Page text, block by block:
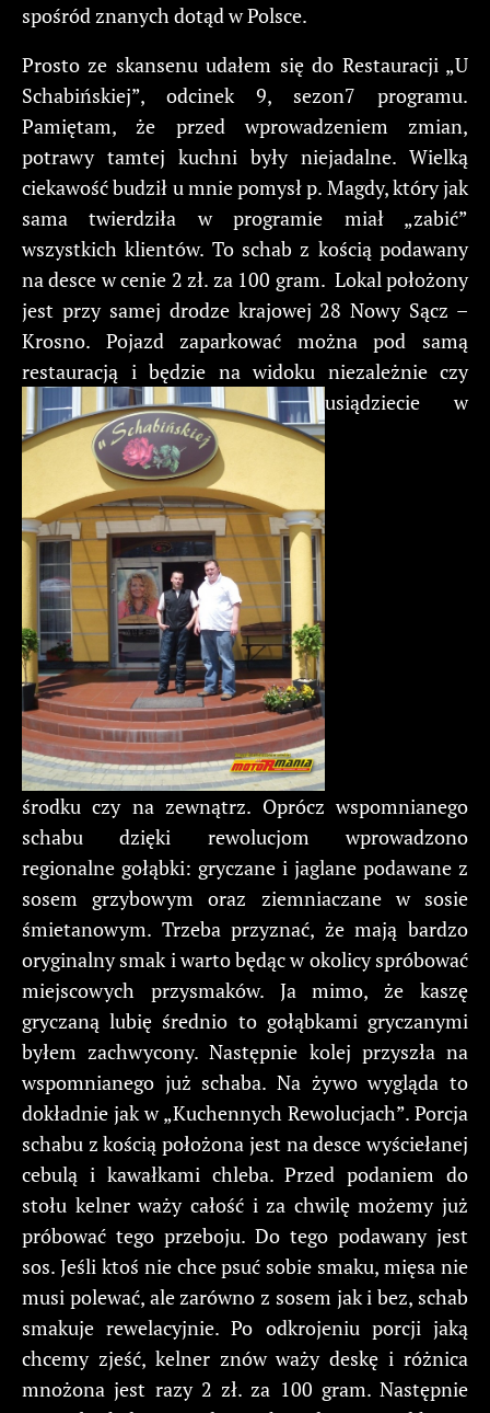
spośród znanych dotąd w Polsce.
Prosto ze skansenu udałem się do Restauracji „U
Schabińskiej”, odcinek 9, sezon7 programu.
Pamiętam, że przed wprowadzeniem zmian,
potrawy tamtej kuchni były niejadalne. Wielką
ciekawość budził u mnie pomysł p. Magdy, który jak
sama twierdziła w programie miał „zabić”
wszystkich klientów. To schab z kością podawany
na desce w cenie 2 zł. za 100 gram. Lokal położony
jest przy samej drodze krajowej 28 Nowy Sącz –
Krosno. Pojazd zaparkować można pod samą
restauracją i będzie na widoku niezależnie czy
usiądziecie w
środku czy na zewnątrz. Oprócz wspomnianego
schabu dzięki rewolucjom wprowadzono
regionalne gołąbki: gryczane i jaglane podawane z
sosem grzybowym oraz ziemniaczane w sosie
śmietanowym. Trzeba przyznać, że mają bardzo
oryginalny smak i warto będąc w okolicy spróbować
miejscowych przysmaków. Ja mimo, że kaszę
gryczaną lubię średnio to gołąbkami gryczanymi
byłem zachwycony. Następnie kolej przyszła na
wspomnianego już schaba. Na żywo wygląda to
dokładnie jak w „Kuchennych Rewolucjach”. Porcja
schabu z kością położona jest na desce wyściełanej
cebulą i kawałkami chleba. Przed podaniem do
stołu kelner waży całość i za chwilę możemy już
próbować tego przeboju. Do tego podawany jest
sos. Jeśli ktoś nie chce psuć sobie smaku, mięsa nie
musi polewać, ale zarówno z sosem jak i bez, schab
smakuje rewelacyjnie. Po odkrojeniu porcji jaką
chcemy zjeść, kelner znów waży deskę i różnica
mnożona jest razy 2 zł. za 100 gram. Następnie